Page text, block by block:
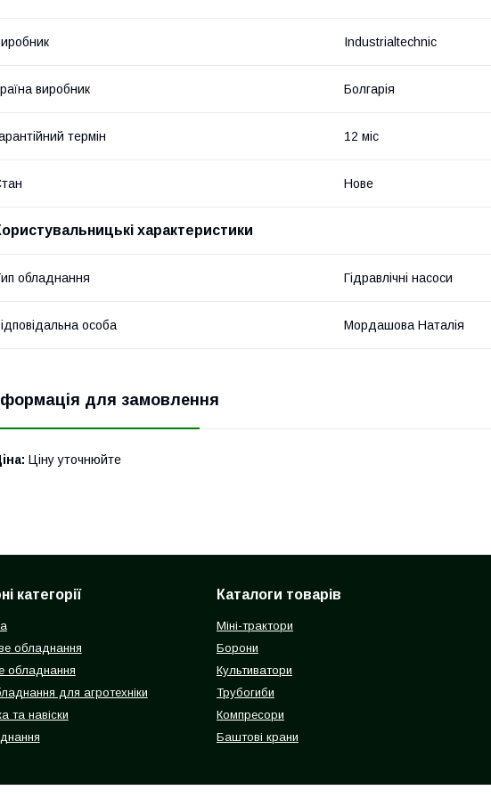
Industrialtechnic
виробник Болгарія
термін 12 міс
Нове
характеристики
обладнання Гідравлічні насоси
особа Мордашова Наталія
для замовлення
Ціну уточнюйте
категорії
обладнання
обладнання
для агротехніки
та навіски
Каталоги товарів
Міні-трактори
Борони
Культиватори
Трубогиби
Компресори
Баштові крани